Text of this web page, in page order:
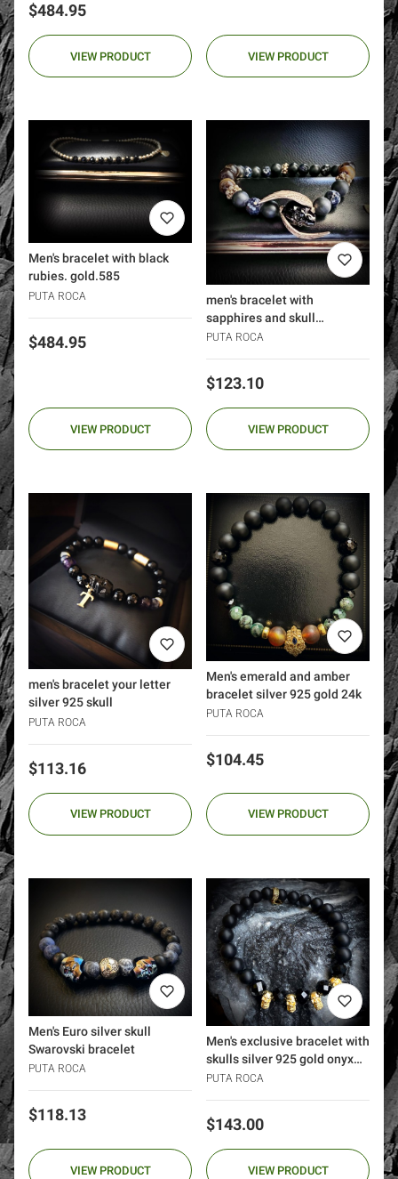
Price
$484.95
VIEW PRODUCT VIEW PRODUCT
Men's bracelet with black
rubies. gold.585
PUTA ROCA
Price
$484.95
VIEW PRODUCT
men's bracelet with
sapphires and skull
PROTECT
PUTA ROCA
Price
$123.10
VIEW PRODUCT
men's bracelet your letter
silver 925 skull
PUTA ROCA
Price
$113.16
VIEW PRODUCT
Men's emerald and amber
bracelet silver 925 gold 24k
PUTA ROCA
Price
$104.45
VIEW PRODUCT
Men's Euro silver skull
Swarovski bracelet
PUTA ROCA
Price
$118.13
VIEW PRODUCT
Men's exclusive bracelet with
skulls silver 925 gold onyx
black rubies
PUTA ROCA
Price
$143.00
VIEW PRODUCT